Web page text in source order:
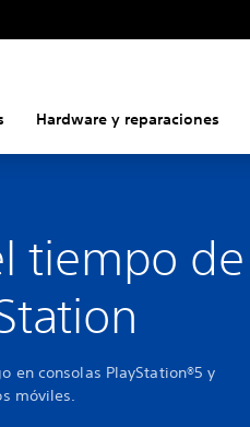
Hardware y reparaciones
tiempo de
en consolas PlayStation®5 y
móviles.